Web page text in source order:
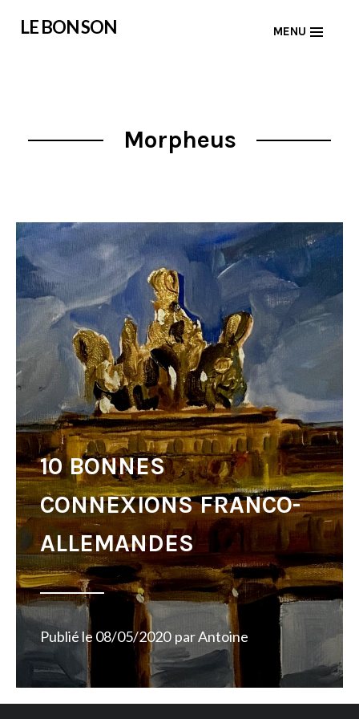
LE BON SON MENU
Morpheus
10 BONNES
CONNEXIONS FRANCO-
ALLEMANDES
Publié le 08/05/2020 parAntoine